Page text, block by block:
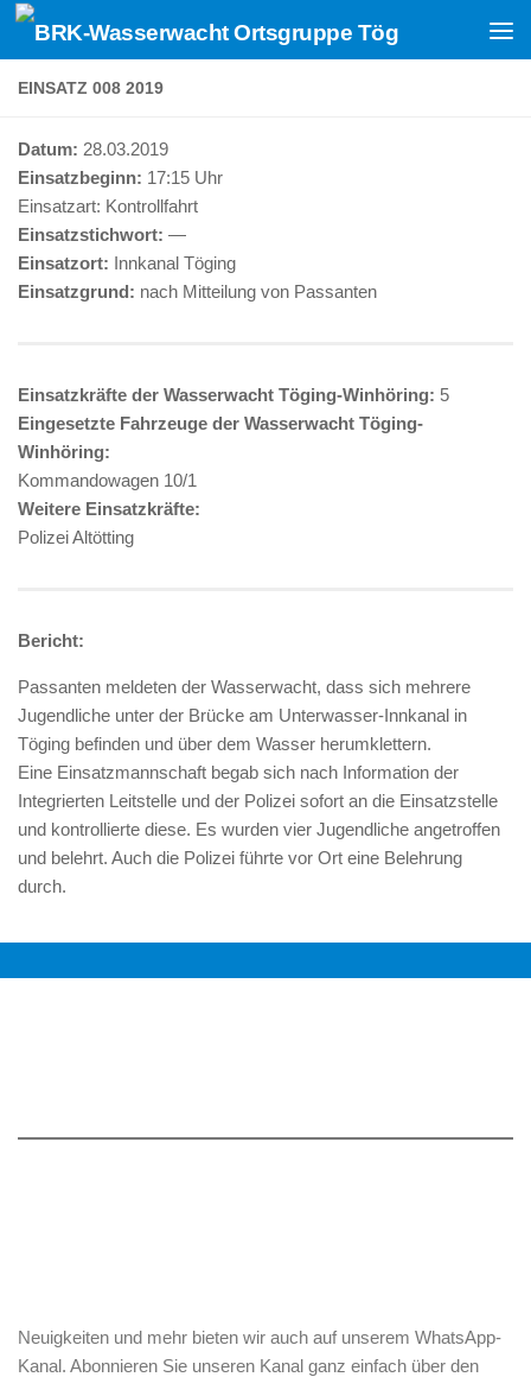
Zum Inhalt springen
EINSATZ 008 2019
Datum: 28.03.2019
Einsatzbeginn: 17:15 Uhr
Einsatzart: Kontrollfahrt
Einsatzstichwort: —
Einsatzort: Innkanal Töging
Einsatzgrund: nach Mitteilung von Passanten
Einsatzkräfte der Wasserwacht Töging-Winhöring: 5
Eingesetzte Fahrzeuge der Wasserwacht Töging-
Winhöring:
Kommandowagen 10/1
Weitere Einsatzkräfte:
Polizei Altötting
Bericht:
Passanten meldeten der Wasserwacht, dass sich mehrere
Jugendliche unter der Brücke am Unterwasser-Innkanal in
Töging befinden und über dem Wasser herumklettern.
Eine Einsatzmannschaft begab sich nach Information der
Integrierten Leitstelle und der Polizei sofort an die Einsatzstelle
und kontrollierte diese. Es wurden vier Jugendliche angetroffen
und belehrt. Auch die Polizei führte vor Ort eine Belehrung
durch.
Neuigkeiten und mehr bieten wir auch auf unserem WhatsApp-
Kanal. Abonnieren Sie unseren Kanal ganz einfach über den